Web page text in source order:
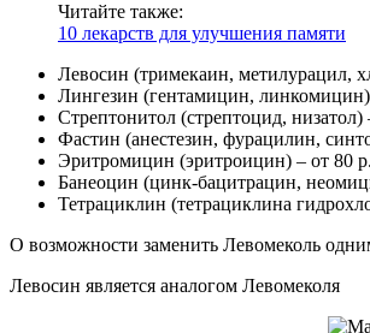
Читайте также:
10 лекарств для улучшения памяти
Левосин (тримекаин, метилурацил,
Лингезин (гентамицин,
Стрептонитол (стрептоцид, низатол)
Фастин (анестезин, фурацилин,
Эритромицин (эритроицин) – от 80
Банеоцин (цинк-бацитрацин,
Тетрациклин (тетрациклина
О возможности заменить Левомеколь
Левосин является аналогом Левомеколя